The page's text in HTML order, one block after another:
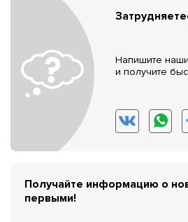
Напишите
и получите
Получайте информацию о
первыми!